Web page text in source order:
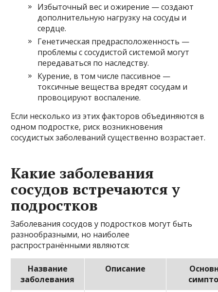
Избыточный вес и ожирение — создают
дополнительную нагрузку на сосуды и
сердце.
Генетическая предрасположенность —
проблемы с сосудистой системой могут
передаваться по наследству.
Курение, в том числе пассивное —
токсичные вещества вредят сосудам и
провоцируют воспаление.
Если несколько из этих факторов объединяются в
одном подростке, риск возникновения
сосудистых заболеваний существенно возрастает.
Какие заболевания
сосудов встречаются у
подростков
Заболевания сосудов у подростков могут быть
разнообразными, но наиболее
распространёнными являются:
Название
заболевания
Описание